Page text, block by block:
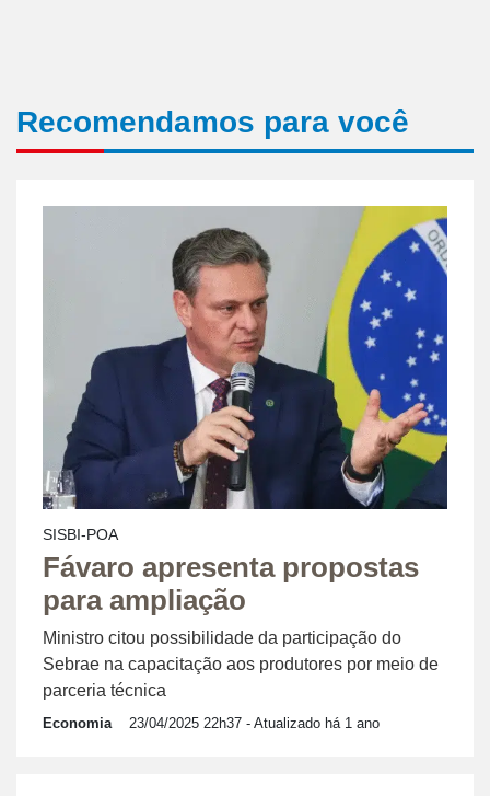
Recomendamos para você
SISBI-POA
Fávaro apresenta propostas
para ampliação
Ministro citou possibilidade da participação do
Sebrae na capacitação aos produtores por meio de
parceria técnica
Economia 23/04/2025 22h37 - Atualizado há 1 ano